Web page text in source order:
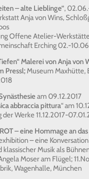
– alte Lieblinge“,
Anja von Wins,
Offene Atelier-
Erching 02.-
Malerei von Anja von
Pressl;Museum Maxhütte,
am 09.12.2017
abbraccia pittura“ am
Werke 11.12.2017-
– eine Hommage an
– eine
klassischer Musik als
Moser am Flügel;
Wagenhalle, München